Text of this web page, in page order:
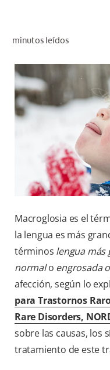
minutos leídos
Macroglosia es el
la lengua es más
términos lengua más
normalo engrosada
afección, según lo
para Trastornos
Rare Disorders,
sobre las causas, los
tratamiento de este